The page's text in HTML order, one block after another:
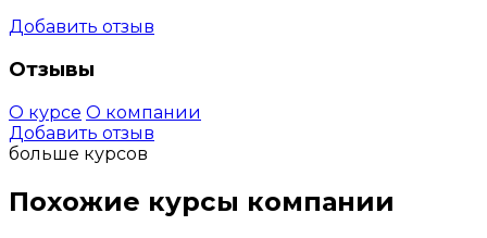
Добавить отзыв
Отзывы
О курсе О компании
Добавить отзыв
больше курсов
Похожие курсы компании